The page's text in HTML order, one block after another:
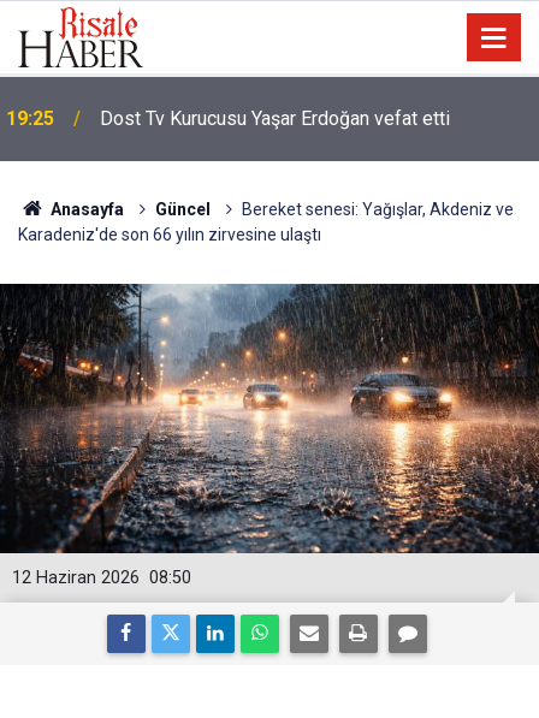
19:25 Dost Tv Kurucusu Yaşar Erdoğan vefat etti
Anasayfa Güncel
Bereket senesi: Yağışlar, Akdeniz ve
Karadeniz'de son 66 yılın zirvesine ulaştı
08:50
12 Haziran 2026